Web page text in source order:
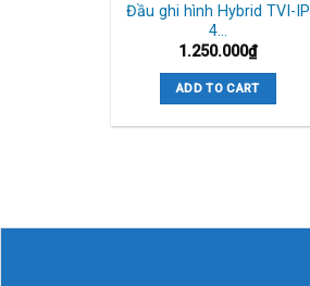
Đầu ghi hình Hybrid TVI-IP
4…
1.250.000₫
ADD TO CART